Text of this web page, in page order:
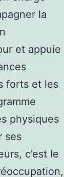
la
et appuie
forts et les
physiques
ses
c’est le